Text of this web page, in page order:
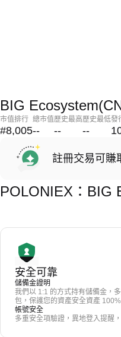
BIG
市值排行
#8,005
總市值
--
歷史最高
--
歷史最低
--
發
註冊交易可賺
POLONIEX：BIG
安全可靠
儲備金證明
我們以 1:1 的方式持有儲備金，
包，保護您的資產安全資產
帳號安全
多重安全項驗證，異地登入提醒